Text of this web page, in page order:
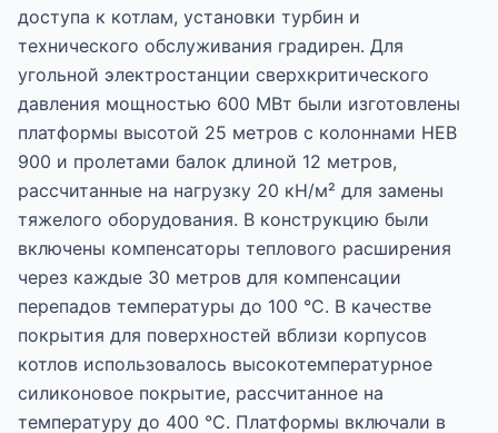
доступа к котлам, установки турбин и
технического обслуживания градирен. Для
угольной электростанции сверхкритического
давления мощностью 600 МВт были изготовлены
платформы высотой 25 метров с колоннами HEB
900 и пролетами балок длиной 12 метров,
рассчитанные на нагрузку 20 кН/м² для замены
тяжелого оборудования. В конструкцию были
включены компенсаторы теплового расширения
через каждые 30 метров для компенсации
перепадов температуры до 100 °C. В качестве
покрытия для поверхностей вблизи корпусов
котлов использовалось высокотемпературное
силиконовое покрытие, рассчитанное на
температуру до 400 °C. Платформы включали в